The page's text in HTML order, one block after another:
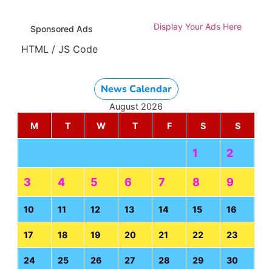
Sponsored Ads Display Your Ads Here
HTML / JS Code
News Calendar
August 2026
M
T W T F S S
1 2
3 4 5 6 7 8 9
10 11 12 13 14 15 16
17 18 19 20 21 22 23
24 25 26 27 28 29 30